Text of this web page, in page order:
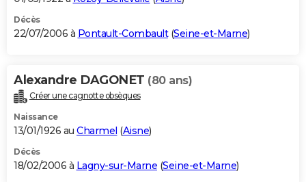
Décès
22/07/2006 à Pontault-Combault(Seine-et-Marne)
Alexandre DAGONET (80 ans)
Créer une cagnotte obsèques
Naissance
13/01/1926 au Charmel (Aisne)
Décès
18/02/2006 à Lagny-sur-Marne (Seine-et-Marne)